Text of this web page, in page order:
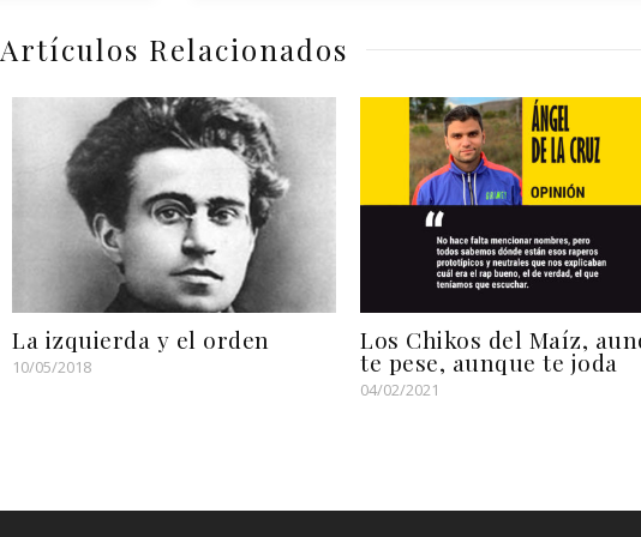
Artículos Relacionados
La izquierda y el orden
10/05/2018
Los Chikos del Maíz,
te pese, aunque te joda
04/02/2021